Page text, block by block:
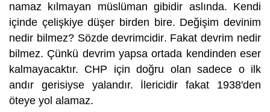
namaz kılmayan müslüman gibidir aslında. Kendi
içinde çelişkiye düşer birden bire. Değişim devinim
nedir bilmez? Sözde devrimcidir. Fakat devrim nedir
bilmez. Çünkü devrim yapsa ortada kendinden eser
kalmayacaktır. CHP için doğru olan sadece o ilk
andır gerisiyse yalandır. İlericidir fakat 1938'den
öteye yol alamaz.